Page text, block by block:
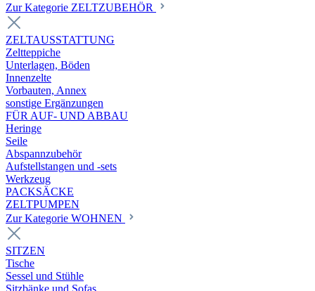
Zur Kategorie ZELTZUBEHÖR
ZELTAUSSTATTUNG
Zeltteppiche
Unterlagen, Böden
Innenzelte
Vorbauten, Annex
sonstige Ergänzungen
FÜR AUF- UND ABBAU
Heringe
Seile
Abspannzubehör
Aufstellstangen und -sets
Werkzeug
PACKSÄCKE
ZELTPUMPEN
Zur Kategorie WOHNEN
SITZEN
Tische
Sessel und Stühle
Sitzbänke und Sofas